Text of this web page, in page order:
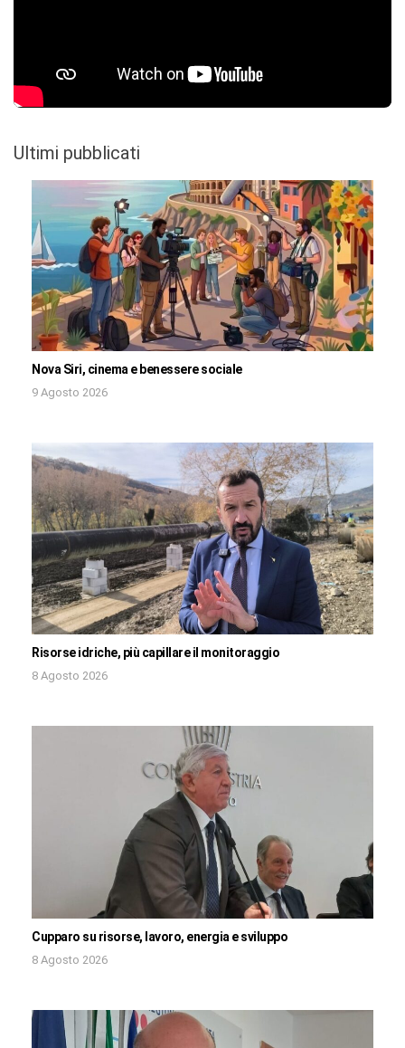
Ultimi pubblicati
Nova Siri, cinema e benessere sociale
9 Agosto 2026
Risorse idriche, più capillare il monitoraggio
8 Agosto 2026
Cupparo su risorse, lavoro, energia e sviluppo
8 Agosto 2026